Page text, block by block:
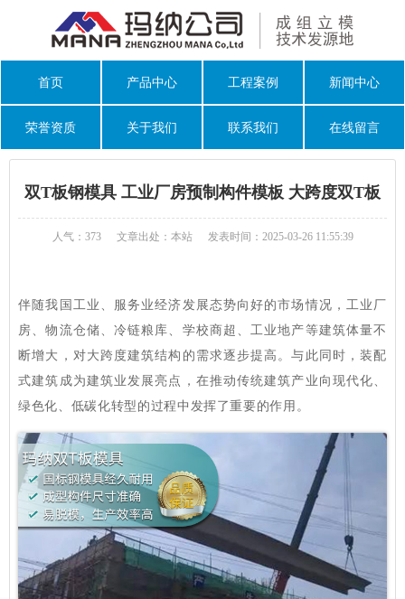
首页 产品中心 工程案例 新闻中心
荣誉资质 关于我们 联系我们 在线留言
双T板钢模具 工业厂房预制构件模板 大跨度双T板
人气：373 文章出处：本站 发表时间：2025-03-26 11:55:39
伴随我国工业、服务业经济发展态势向好的市场情况，工业厂
房、物流仓储、冷链粮库、学校商超、工业地产等建筑体量不
断增大，对大跨度建筑结构的需求逐步提高。与此同时，装配
式建筑成为建筑业发展亮点，在推动传统建筑产业向现代化、
绿色化、低碳化转型的过程中发挥了重要的作用。